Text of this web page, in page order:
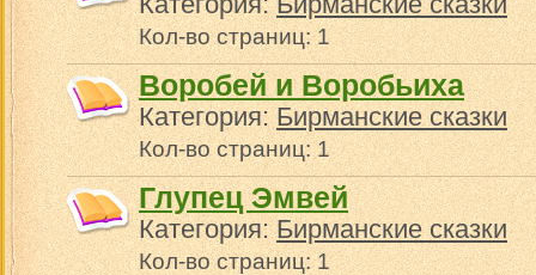
Кол-во страниц: 1
Воробей и Воробьиха
Категория:Бирманские сказки
Кол-во страниц: 1
Глупец Эмвей
Категория:Бирманские сказки
Кол-во страниц: 1